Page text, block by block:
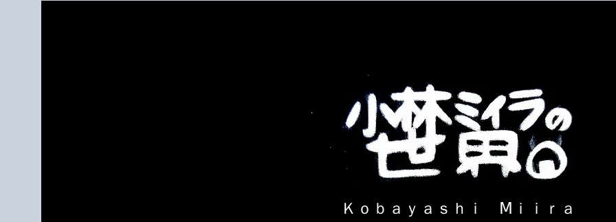
​ Ｋｏｂａｙａｓｈｉ Ⅿｉｉｒａ​